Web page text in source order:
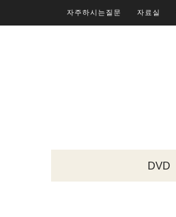
자주하시는질문 자료실
DVD